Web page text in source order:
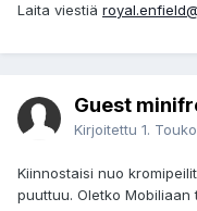
Laita viestiä
Guest
Kirjoitettu 1.
Kiinnostaisi nuo
puuttuu. Oletko